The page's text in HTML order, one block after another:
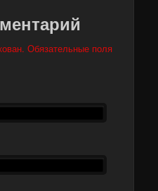
Обязательные поля